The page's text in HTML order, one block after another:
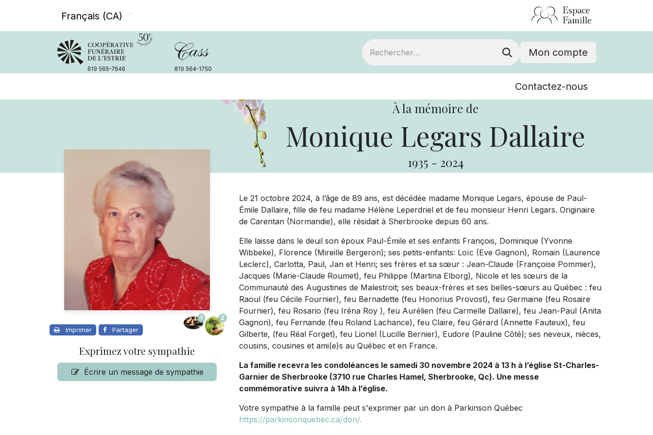
Français (CA)
Mon compte
Événements
Contactez-nous
À la mémoire de
Monique Legars Dallaire
1935 - 2024
Imprimer Partager
1 2
Exprimez votre sympathie
Écrire un message de sympathie
Le 21 octobre 2024, à l’âge de 89 ans, est décédée madame Monique Legars, épouse de Paul-
Émile Dallaire, fille de feu madame Hélène Leperdriel et de feu monsieur Henri Legars. Originaire
de Carentan (Normandie), elle résidait à Sherbrooke depuis 60 ans.
Elle laisse dans le deuil son époux Paul-Émile et ses enfants François, Dominique (Yvonne
Wibbeke), Florence (Mireille Bergeron); ses petits-enfants: Loïc (Eve Gagnon), Romain (Laurence
Leclerc), Carlotta, Paul, Jan et Henri; ses frères et sa sœur : Jean-Claude (Françoise Pommier),
Jacques (Marie-Claude Roumet), feu Philippe (Martina Elborg), Nicole et les sœurs de la
Communauté des Augustines de Malestroit; ses beaux-frères et ses belles-sœurs au Québec : feu
Raoul (feu Cécile Fournier), feu Bernadette (feu Honorius Provost), feu Germaine (feu Rosaire
Fournier), feu Rosario (feu Iréna Roy ), feu Aurélien (feu Carmelle Dallaire), feu Jean-Paul (Anita
Gagnon), feu Fernande (feu Roland Lachance), feu Claire, feu Gérard (Annette Fauteux), feu
Gilberte, (feu Réal Forget), feu Lionel (Lucille Bernier), Eudore (Pauline Côté); ses neveux, nièces,
cousins, cousines et ami(e)s au Québec et en France.
La famille recevra les condoléances le samedi 30 novembre 2024 à 13 h à l’église St-Charles-
Garnier de Sherbrooke (3710 rue Charles Hamel, Sherbrooke, Qc). Une messe
commémorative suivra à 14h à l’église.
Votre sympathie à la famille peut s'exprimer par un don à Parkinson Québec
https://parkinsonquebec.ca/don/.